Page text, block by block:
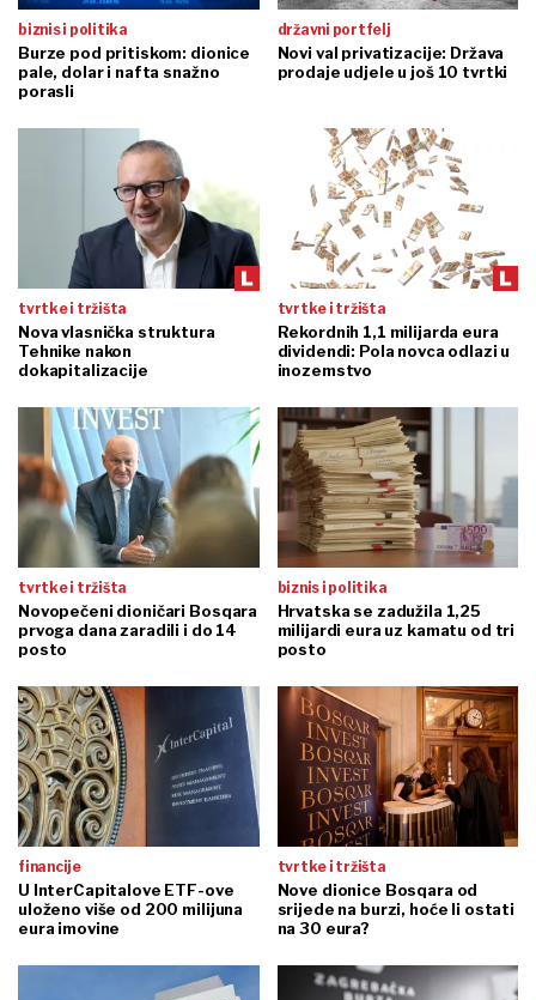
biznis i politika
Burze pod pritiskom: dionice
pale, dolar i nafta snažno
porasli
državni portfelj
Novi val privatizacije: Država
prodaje udjele u još 10 tvrtki
tvrtke i tržišta
Nova vlasnička struktura
Tehnike nakon
dokapitalizacije
tvrtke i tržišta
Rekordnih 1,1 milijarda eura
dividendi: Pola novca odlazi u
inozemstvo
tvrtke i tržišta
Novopečeni dioničari Bosqara
prvoga dana zaradili i do 14
posto
biznis i politika
Hrvatska se zadužila 1,25
milijardi eura uz kamatu od tri
posto
financije
U InterCapitalove ETF-ove
uloženo više od 200 milijuna
eura imovine
tvrtke i tržišta
Nove dionice Bosqara od
srijede na burzi, hoće li ostati
na 30 eura?